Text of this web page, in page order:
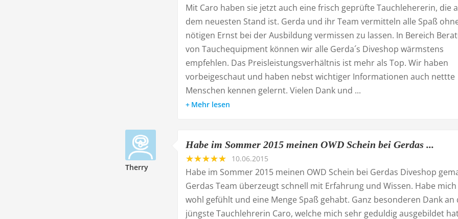
Mit Caro haben sie jetzt auch eine frisch geprüfte Tauchlehererin, die
dem neuesten Stand ist. Gerda und ihr Team vermitteln alle Spaß
nötigen Ernst bei der Ausbildung vermissen zu lassen. In Bereich
von Tauchequipment können wir alle Gerda´s Diveshop wärmstens
empfehlen. Das Preisleistungsverhältnis ist mehr als Top. Wir haben
vorbeigeschaut und haben nebst wichtiger Informationen auch nettte
Menschen kennen gelernt. Vielen Dank und ...
Mehr lesen
Therry
Habe im Sommer 2015 meinen OWD Schein bei Gerdas ...
10.06.2015
Habe im Sommer 2015 meinen OWD Schein bei Gerdas Diveshop
Gerdas Team überzeugt schnell mit Erfahrung und Wissen. Habe
wohl gefühlt und eine Menge Spaß gehabt. Ganz besonderen Dank an
jüngste Tauchlehrerin Caro, welche mich sehr geduldig ausgebildet